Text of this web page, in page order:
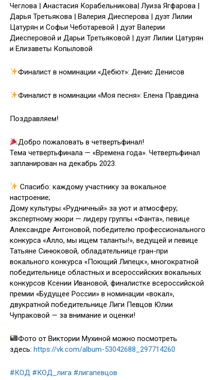
Чеглова | Анастасия Корабельникова| Луиза Ягфарова |
Дарья Третьякова | Валерия Диесперова | дуэт Лилии
Цатурян и Софьи Чеботаревой | дуэт Валерии
Диесперовой и Дарьи Третьяковой | дуэт Лилии Цатурян
и Елизаветы Копыловой
Финалист в номинации «Дебют»: Денис Денисов
Финалист в номинации «Моя песня»: Елена Правдина
Поздравляем!
Добро пожаловать в четвертьфинал!
Тема четвертьфинала — «Времена года». Четвертьфинал
запланирован на декабрь 2023.
Спасибо: каждому участнику за вокальное
настроение;
Дому культуры «Рудничный» за уют и атмосферу;
экспертному жюри — лидеру группы «Фанта», певице
Александре Антоновой, победителю профессионального
конкурса «Алло, мы ищем таланты!», ведущей и певице
Татьяне Синюковой, обладательнице гран-при
вокального конкурса «Поющий Липецк», многократной
победительнице областных и всероссийских вокальных
конкурсов Ксении Ивановой, финалистке всероссийской
премии «Будущее России» в номинации «вокал»,
двукратной победительнице Лиги Певцов Юлии
Чупраковой — за внимание и оценки!
Фото от Виктории Мухиной можно посмотреть
здесь: https://vk.com/album-53042688_297714260
#КОД #КОД_лига #лигапевцов